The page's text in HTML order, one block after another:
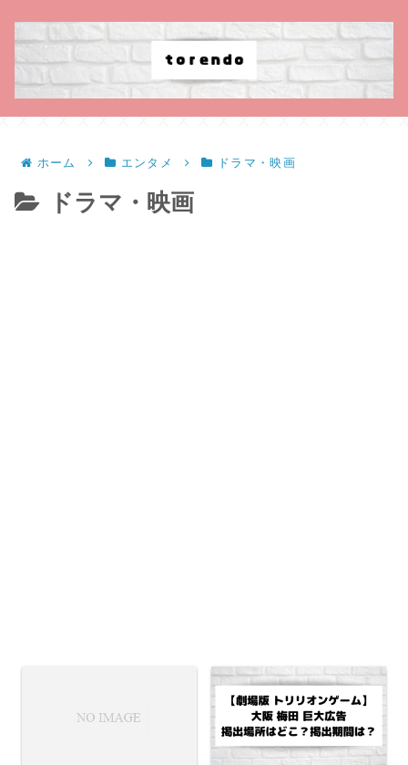
ホーム エンタメ ドラマ・映画
ドラマ・映画